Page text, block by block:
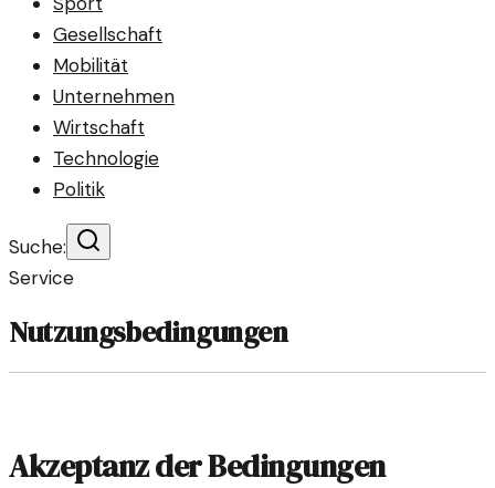
Gesellschaft
Mobilität
Unternehmen
Wirtschaft
Technologie
Politik
Suche:
Service
Nutzungsbedingungen
Akzeptanz der Bedingungen